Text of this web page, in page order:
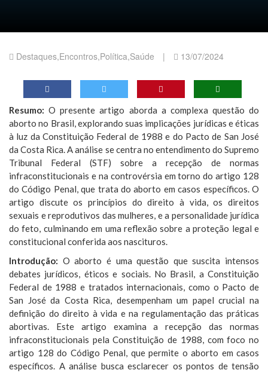
Destaques,Encontros,Política,Saúde | 13/07/2024
Resumo: O presente artigo aborda a complexa questão do
aborto no Brasil, explorando suas implicações jurídicas e éticas
à luz da Constituição Federal de 1988 e do Pacto de San José
da Costa Rica. A análise se centra no entendimento do Supremo
Tribunal Federal (STF) sobre a recepção de normas
infraconstitucionais e na controvérsia em torno do artigo 128
do Código Penal, que trata do aborto em casos específicos. O
artigo discute os princípios do direito à vida, os direitos
sexuais e reprodutivos das mulheres, e a personalidade jurídica
do feto, culminando em uma reflexão sobre a proteção legal e
constitucional conferida aos nascituros.
Introdução: O aborto é uma questão que suscita intensos
debates jurídicos, éticos e sociais. No Brasil, a Constituição
Federal de 1988 e tratados internacionais, como o Pacto de
San José da Costa Rica, desempenham um papel crucial na
definição do direito à vida e na regulamentação das práticas
abortivas. Este artigo examina a recepção das normas
infraconstitucionais pela Constituição de 1988, com foco no
artigo 128 do Código Penal, que permite o aborto em casos
específicos. A análise busca esclarecer os pontos de tensão